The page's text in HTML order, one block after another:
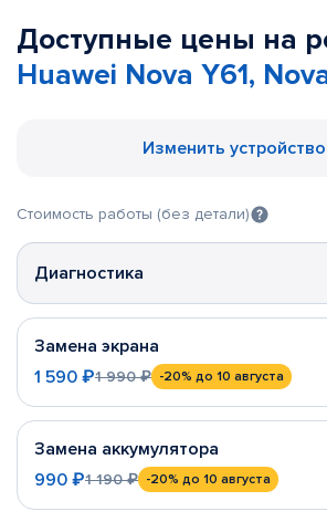
Доступные цены на
Huawei Nova Y61,
Изменить устройство
Стоимость работы (без детали)
Диагностика
Замена экрана
1 590 ₽1 990 ₽ -20% до 10 августа
Замена аккумулятора
990 ₽1 190 ₽ -20% до 10 августа